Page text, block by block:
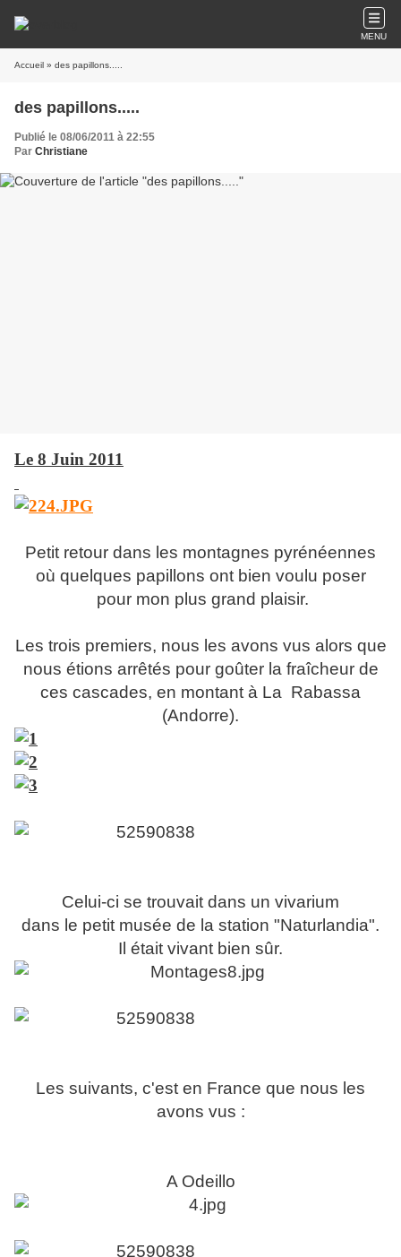
MENU
Accueil » des papillons.....
des papillons.....
Publié le 08/06/2011 à 22:55
Par Christiane
Le 8 Juin 2011
Petit retour dans les montagnes pyrénéennes
où quelques papillons ont bien voulu poser
pour mon plus grand plaisir.
Les trois premiers, nous les avons vus alors que
nous étions arrêtés pour goûter la fraîcheur de
ces cascades, en montant à La Rabassa
(Andorre).
Celui-ci se trouvait dans un vivarium
dans le petit musée de la station "Naturlandia".
Il était vivant bien sûr.
Les suivants, c'est en France que nous les
avons vus :
A Odeillo